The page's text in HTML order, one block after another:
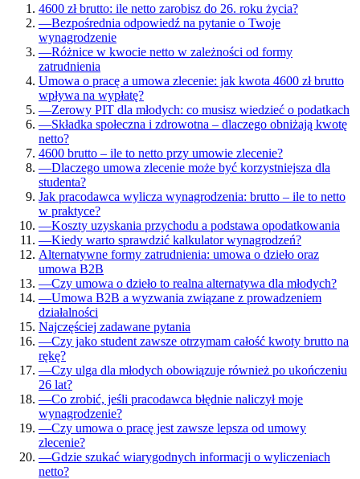
4600 zł brutto: ile netto zarobisz do 26. roku życia?
—Bezpośrednia odpowiedź na pytanie o Twoje
wynagrodzenie
—Różnice w kwocie netto w zależności od formy
zatrudnienia
Umowa o pracę a umowa zlecenie: jak kwota 4600 zł brutto
wpływa na wypłatę?
—Zerowy PIT dla młodych: co musisz wiedzieć o podatkach
—Składka społeczna i zdrowotna – dlaczego obniżają kwotę
netto?
4600 brutto – ile to netto przy umowie zlecenie?
—Dlaczego umowa zlecenie może być korzystniejsza dla
studenta?
Jak pracodawca wylicza wynagrodzenia: brutto – ile to netto
w praktyce?
—Koszty uzyskania przychodu a podstawa opodatkowania
—Kiedy warto sprawdzić kalkulator wynagrodzeń?
Alternatywne formy zatrudnienia: umowa o dzieło oraz
umowa B2B
—Czy umowa o dzieło to realna alternatywa dla młodych?
—Umowa B2B a wyzwania związane z prowadzeniem
działalności
Najczęściej zadawane pytania
—Czy jako student zawsze otrzymam całość kwoty brutto na
rękę?
—Czy ulga dla młodych obowiązuje również po ukończeniu
26 lat?
—Co zrobić, jeśli pracodawca błędnie naliczył moje
wynagrodzenie?
—Czy umowa o pracę jest zawsze lepsza od umowy
zlecenie?
—Gdzie szukać wiarygodnych informacji o wyliczeniach
netto?